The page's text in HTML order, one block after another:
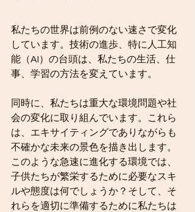
私たちの世界は前例のない速さで変化
しています。技術の進歩、特に人工知
能（AI）の台頭は、私たちの生活、仕
事、学習の方法を変えています。
同時に、私たちは重大な環境問題や社
会の変化に取り組んでいます。これら
は、エキサイティングでありながらも
不確かな未来の景色を描き出します。
このような急速に進化する環境では、
子供たちが繁栄するために必要なスキ
ルや態度は何でしょうか？そして、そ
れらを適切に準備するために私たちは